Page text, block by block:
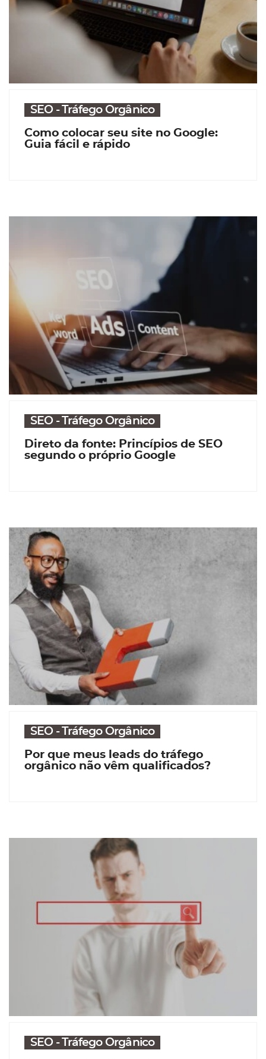
SEO - Tráfego Orgânico
Como colocar seu site no Google:
Guia fácil e rápido
SEO - Tráfego Orgânico
Direto da fonte: Princípios de SEO
segundo o próprio Google
SEO - Tráfego Orgânico
Por que meus leads do tráfego
orgânico não vêm qualificados?
SEO - Tráfego Orgânico